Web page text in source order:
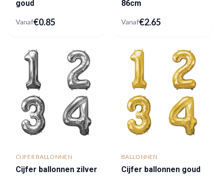
goud
Vanaf€0.85
86cm
Vanaf€2.65
CIJFER BALLONNEN
Cijfer ballonnen zilver
BALLONNEN
Cijfer ballonnen goud